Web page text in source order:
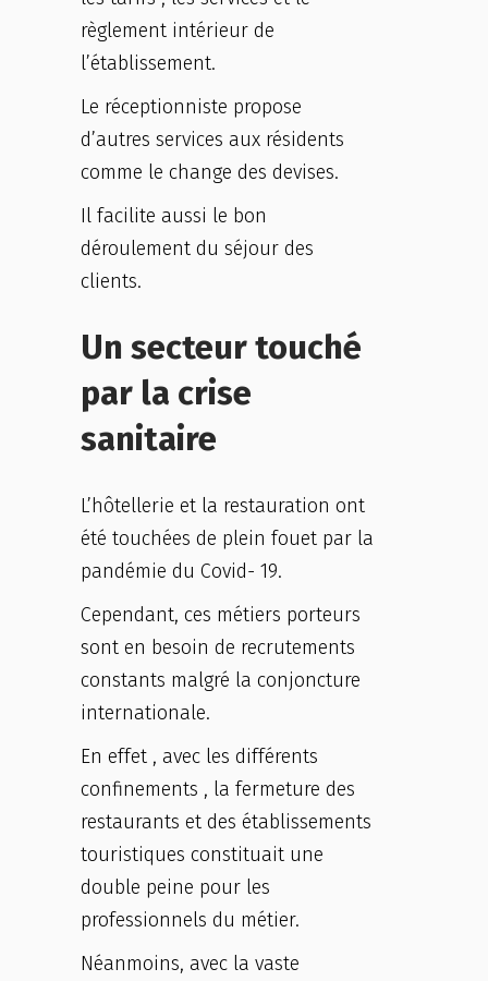
règlement intérieur de
l’établissement.
Le réceptionniste propose
d’autres services aux résidents
comme le change des devises.
Il facilite aussi le bon
déroulement du séjour des
clients.
Un secteur touché
par la crise
sanitaire
L’hôtellerie et la restauration ont
été touchées de plein fouet par la
pandémie du Covid- 19.
Cependant, ces métiers porteurs
sont en besoin de recrutements
constants malgré la conjoncture
internationale.
En effet , avec les différents
confinements , la fermeture des
restaurants et des établissements
touristiques constituait une
double peine pour les
professionnels du métier.
Néanmoins, avec la vaste